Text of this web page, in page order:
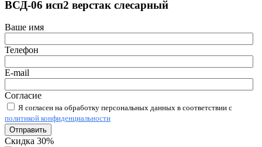
ВСД-06 исп2 верстак слесарный
Ваше имя
Телефон
E-mail
Согласие
Я согласен на обработку персональных данных в соответствии с
политикой конфиденциальности
Отправить
Скидка 30%